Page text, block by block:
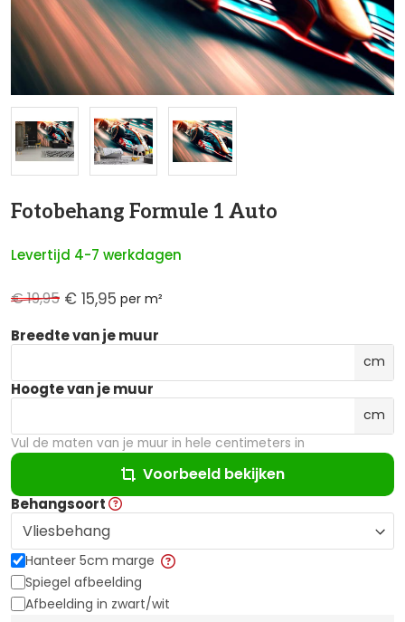
NaN
Fotobehang Formule 1 Auto
Levertijd 4-7 werkdagen
€ 15,95 per m²
€ 19,95
Breedte van je muur
cm
Hoogte van je muur
cm
Vul de maten van je muur in hele centimeters in
Voorbeeld bekijken
Behangsoort
Hanteer 5cm marge
Spiegel afbeelding
Afbeelding in zwart/wit